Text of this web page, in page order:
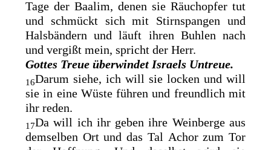
Tage der Baalim, denen sie Räuchopfer tut
und schmückt sich mit Stirnspangen und
Halsbändern und läuft ihren Buhlen nach
und vergißt mein, spricht der Herr.
Gottes Treue überwindet Israels Untreue.
16Darum siehe, ich will sie locken und will
sie in eine Wüste führen und freundlich mit
ihr reden.
17Da will ich ihr geben ihre Weinberge aus
demselben Ort und das Tal Achor zum Tor